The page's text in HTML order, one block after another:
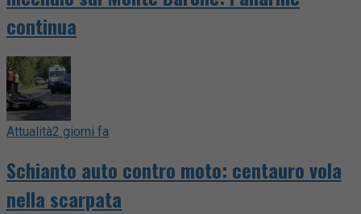
continua
Attualità2 giorni fa
Schianto auto contro moto: centauro vola
nella scarpata